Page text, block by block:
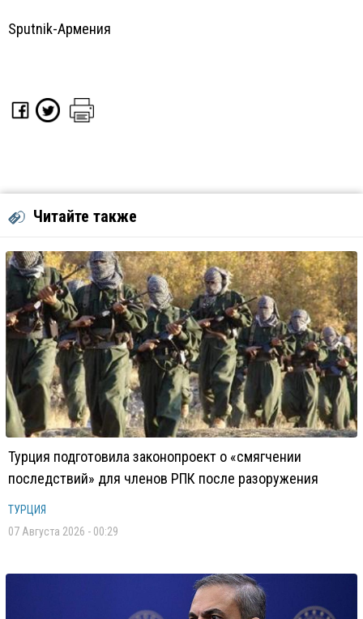
Sputnik-Армения
Читайте также
Турция подготовила законопроект о «смягчении
последствий» для членов РПК после разоружения
ТУРЦИЯ
07 Августа 2026 - 00:29